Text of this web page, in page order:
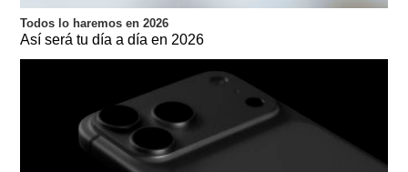
Todos lo haremos en 2026
Así será tu día a día en 2026